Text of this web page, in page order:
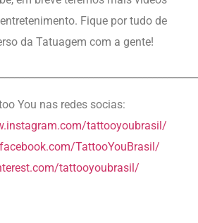
Fique por tudo de
da Tatuagem com a gente!
You nas redes socias:
tattooyoubrasil/
TattooYouBrasil/
tattooyoubrasil/